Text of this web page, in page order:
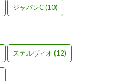
ジャパンC(10)
ステルヴィオ (12)